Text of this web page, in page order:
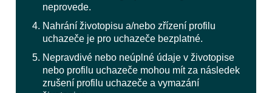
neprovede.
Nahrání životopisu a/nebo zřízení profilu
uchazeče je pro uchazeče bezplatné.
Nepravdivé nebo neúplné údaje v životopise
nebo profilu uchazeče mohou mít za následek
zrušení profilu uchazeče a vymazání